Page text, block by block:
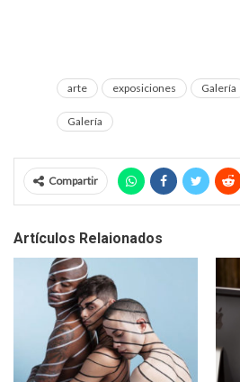
arte exposiciones Galería
Galería
Compartir
Artículos Relaionados